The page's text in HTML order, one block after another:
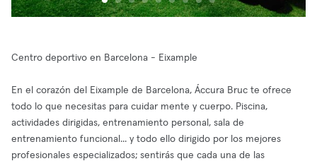
Centro deportivo en Barcelona - Eixample
En el corazón del Eixample de Barcelona, Áccura Bruc te ofrece
todo lo que necesitas para cuidar mente y cuerpo. Piscina,
actividades dirigidas, entrenamiento personal, sala de
entrenamiento funcional... y todo ello dirigido por los mejores
profesionales especializados; sentirás que cada una de las